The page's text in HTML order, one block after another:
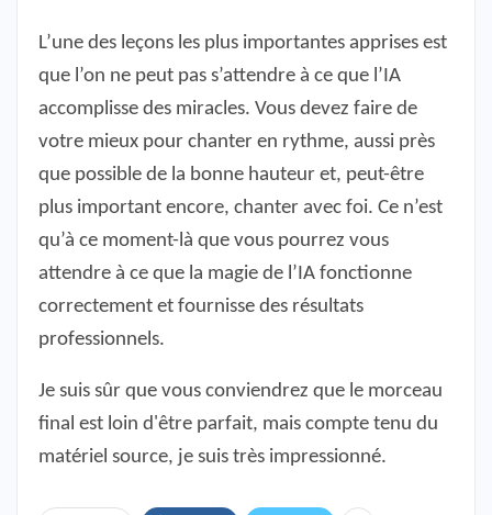
L’une des leçons les plus importantes apprises est
que l’on ne peut pas s’attendre à ce que l’IA
accomplisse des miracles. Vous devez faire de
votre mieux pour chanter en rythme, aussi près
que possible de la bonne hauteur et, peut-être
plus important encore, chanter avec foi. Ce n’est
qu’à ce moment-là que vous pourrez vous
attendre à ce que la magie de l’IA fonctionne
correctement et fournisse des résultats
professionnels.
Je suis sûr que vous conviendrez que le morceau
final est loin d'être parfait, mais compte tenu du
matériel source, je suis très impressionné.